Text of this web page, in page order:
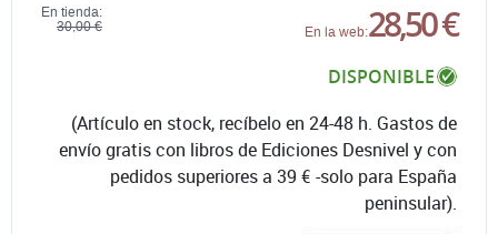
En tienda:
30,00 €
En la web:28,50 €
DISPONIBLE
(Artículo en stock, recíbelo en 24-48 h. Gastos de
envío gratis con libros de Ediciones Desnivel y con
pedidos superiores a 39 € -solo para España
peninsular).